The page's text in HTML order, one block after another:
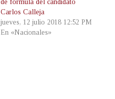
de fórmula del candidato
Carlos Calleja
jueves, 12 julio 2018 12:52 PM
En «Nacionales»